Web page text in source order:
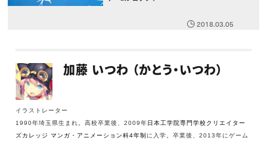
2018.03.05
加藤 いつわ （かとう・いつわ）
イラストレーター
1990年埼玉県生まれ。高校卒業後、2009年日本工学院専門学校クリエイター
ズカレッジ マンガ・アニメーション科4年制 に入学。卒業後、2013年にゲーム